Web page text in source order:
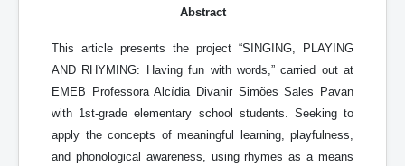
Abstract
This article presents the project “SINGING, PLAYING
AND RHYMING: Having fun with words,” carried out at
EMEB Professora Alcídia Divanir Simões Sales Pavan
with 1st-grade elementary school students. Seeking to
apply the concepts of meaningful learning, playfulness,
and phonological awareness, using rhymes as a means